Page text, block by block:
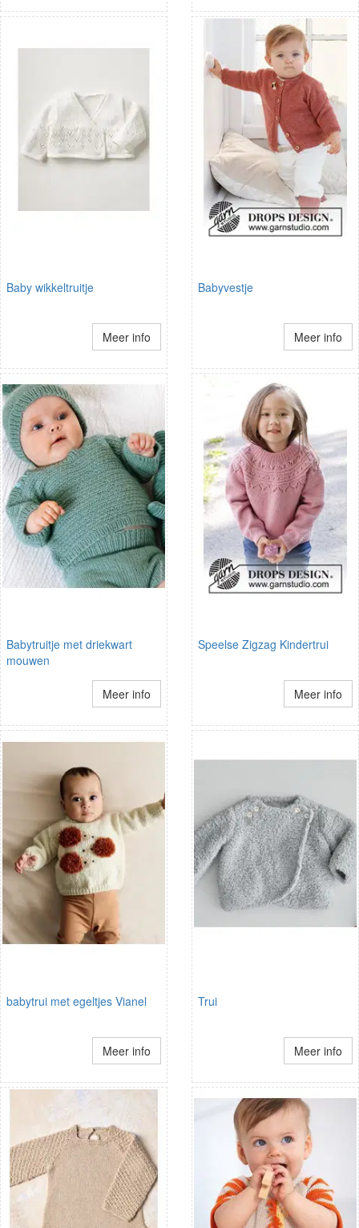
Baby wikkeltruitje
Meer info
Babyvestje
Meer info
Babytruitje met driekwart
mouwen
Meer info
Speelse Zigzag Kindertrui
Meer info
babytrui met egeltjes Vianel
Meer info
Trui
Meer info